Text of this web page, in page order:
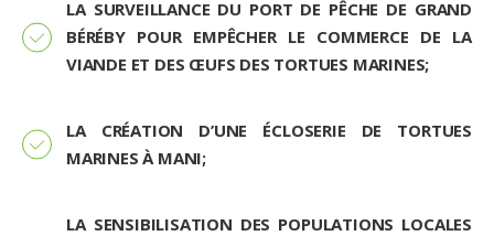
LA SURVEILLANCE DU PORT DE PÊCHE DE GRAND
BÉRÉBY POUR EMPÊCHER LE COMMERCE DE LA
VIANDE ET DES ŒUFS DES TORTUES MARINES;
LA CRÉATION D’UNE ÉCLOSERIE DE TORTUES
MARINES À MANI;
LA SENSIBILISATION DES POPULATIONS LOCALES